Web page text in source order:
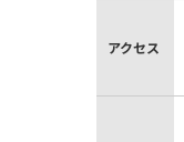
アクセス